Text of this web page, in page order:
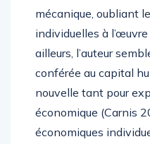
mécanique, oubliant
individuelles à
ailleurs, l’auteur
conférée au capital
nouvelle tant pour
économique (Carnis
économiques